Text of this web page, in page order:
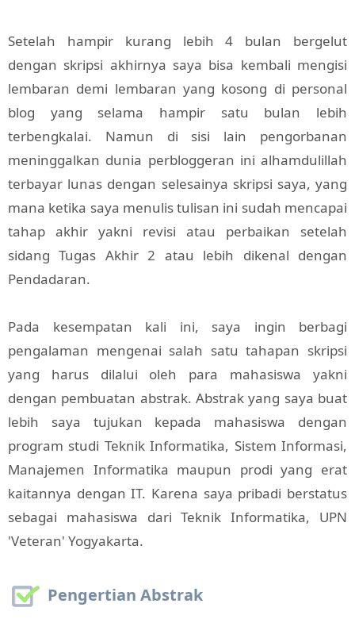
Setelah hampir kurang lebih 4 bulan bergelut
dengan skripsi akhirnya saya bisa kembali mengisi
lembaran demi lembaran yang kosong di personal
blog yang selama hampir satu bulan lebih
terbengkalai. Namun di sisi lain pengorbanan
meninggalkan dunia perbloggeran ini alhamdulillah
terbayar lunas dengan selesainya skripsi saya, yang
mana ketika saya menulis tulisan ini sudah mencapai
tahap akhir yakni revisi atau perbaikan setelah
sidang Tugas Akhir 2 atau lebih dikenal dengan
Pendadaran.
Pada kesempatan kali ini, saya ingin berbagi
pengalaman mengenai salah satu tahapan skripsi
yang harus dilalui oleh para mahasiswa yakni
dengan pembuatan abstrak. Abstrak yang saya buat
lebih saya tujukan kepada mahasiswa dengan
program studi Teknik Informatika, Sistem Informasi,
Manajemen Informatika maupun prodi yang erat
kaitannya dengan IT. Karena saya pribadi berstatus
sebagai mahasiswa dari Teknik Informatika, UPN
'Veteran' Yogyakarta.
Pengertian Abstrak